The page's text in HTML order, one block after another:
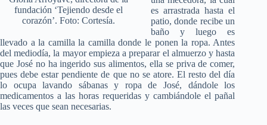
fundación ‘Tejiendo desde el
corazón’. Foto: Cortesía.
es arrastrada hasta el
patio, donde recibe un
baño y luego es
llevado a la camilla la camilla donde le ponen la ropa. Antes
del mediodía, la mayor empieza a preparar el almuerzo y hasta
que José no ha ingerido sus alimentos, ella se priva de comer,
pues debe estar pendiente de que no se atore. El resto del día
lo ocupa lavando sábanas y ropa de José, dándole los
medicamentos a las horas requeridas y cambiándole el pañal
las veces que sean necesarias.